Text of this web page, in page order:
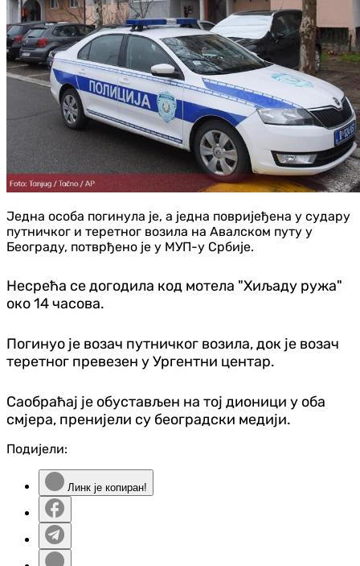
Једна особа погинула је, а једна повријеђена у судару
путничког и теретног возила на Авалском путу у
Београду, потврђено је у МУП-у Србије.
Несрећа се догодила код мотела "Хиљаду ружа"
око 14 часова.
Погинуо је возач путничког возила, док је возач
теретног превезен у Ургентни центар.
Саобраћај је обустављен на тој дионици у оба
смјера, пренијели су београдски медији.
Подијели:
Линк је копиран!